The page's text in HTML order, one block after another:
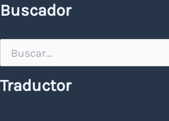
Buscador
por:
Traductor